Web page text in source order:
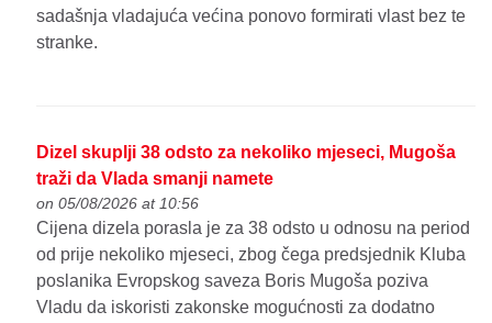
sadašnja vladajuća većina ponovo formirati vlast bez te
stranke.
Dizel skuplji 38 odsto za nekoliko mjeseci, Mugoša
traži da Vlada smanji namete
on 05/08/2026 at 10:56
Cijena dizela porasla je za 38 odsto u odnosu na period
od prije nekoliko mjeseci, zbog čega predsjednik Kluba
poslanika Evropskog saveza Boris Mugoša poziva
Vladu da iskoristi zakonske mogućnosti za dodatno